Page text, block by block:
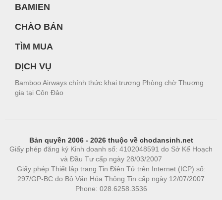
BAMIEN
CHÀO BÁN
TÌM MUA
DỊCH VỤ
Bamboo Airways chính thức khai trương Phòng chờ Thương
gia tại Côn Đảo
Bản quyền 2006 - 2026 thuộc về chodansinh.net
Giấy phép đăng ký Kinh doanh số: 4102048591 do Sở Kế Hoạch
và Đầu Tư cấp ngày 28/03/2007
Giấy phép Thiết lập trang Tin Điện Tử trên Internet (ICP) số:
297/GP-BC do Bộ Văn Hóa Thông Tin cấp ngày 12/07/2007
Phone: 028.6258.3536